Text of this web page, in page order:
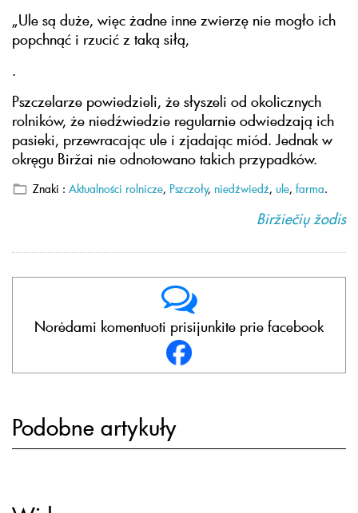
„Ule są duże, więc żadne inne zwierzę nie mogło ich
popchnąć i rzucić z taką siłą,
.
Pszczelarze powiedzieli, że słyszeli od okolicznych
rolników, że niedźwiedzie regularnie odwiedzają ich
pasieki, przewracając ule i zjadając miód. Jednak w
okręgu Biržai nie odnotowano takich przypadków.
Znaki : Aktualności rolnicze, Pszczoły, niedźwiedź, ule, farma.
Biržiečių žodis
Norėdami komentuoti prisijunkite prie facebook
Podobne artykuły